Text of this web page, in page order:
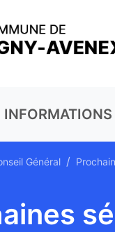
INFORMATIONS
Général